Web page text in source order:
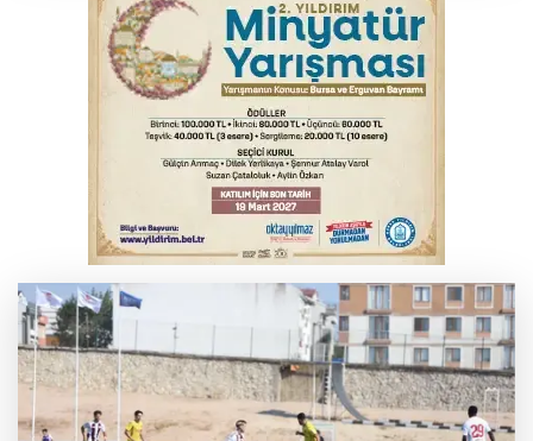
İnegöl’de yangın paniği! Apartmana
sıçrayan alevler söndürüldü
Elektrik akımına kapılan işçi hayatını
kaybetti
Serbest piyasada döviz fiyatları